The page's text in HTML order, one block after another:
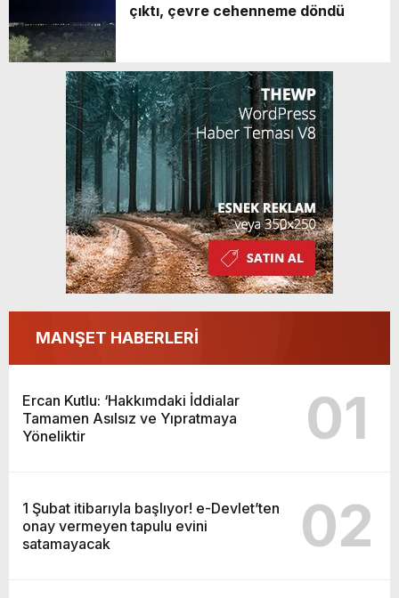
çıktı, çevre cehenneme döndü
MANŞET HABERLERİ
Ercan Kutlu: ‘Hakkımdaki İddialar
Tamamen Asılsız ve Yıpratmaya
Yöneliktir
01
1 Şubat itibarıyla başlıyor! e-Devlet’ten
onay vermeyen tapulu evini
satamayacak
02